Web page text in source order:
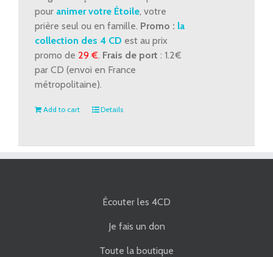
pour animer votre Étoile, votre
prière seul ou en famille. Promo : la
collection des 4 CD est au prix
promo de 29 €. Frais de port : 1.2€
par CD (envoi en France
métropolitaine).
Add to cart Details
Écouter les 4CD
Je fais un don
Toute la boutique